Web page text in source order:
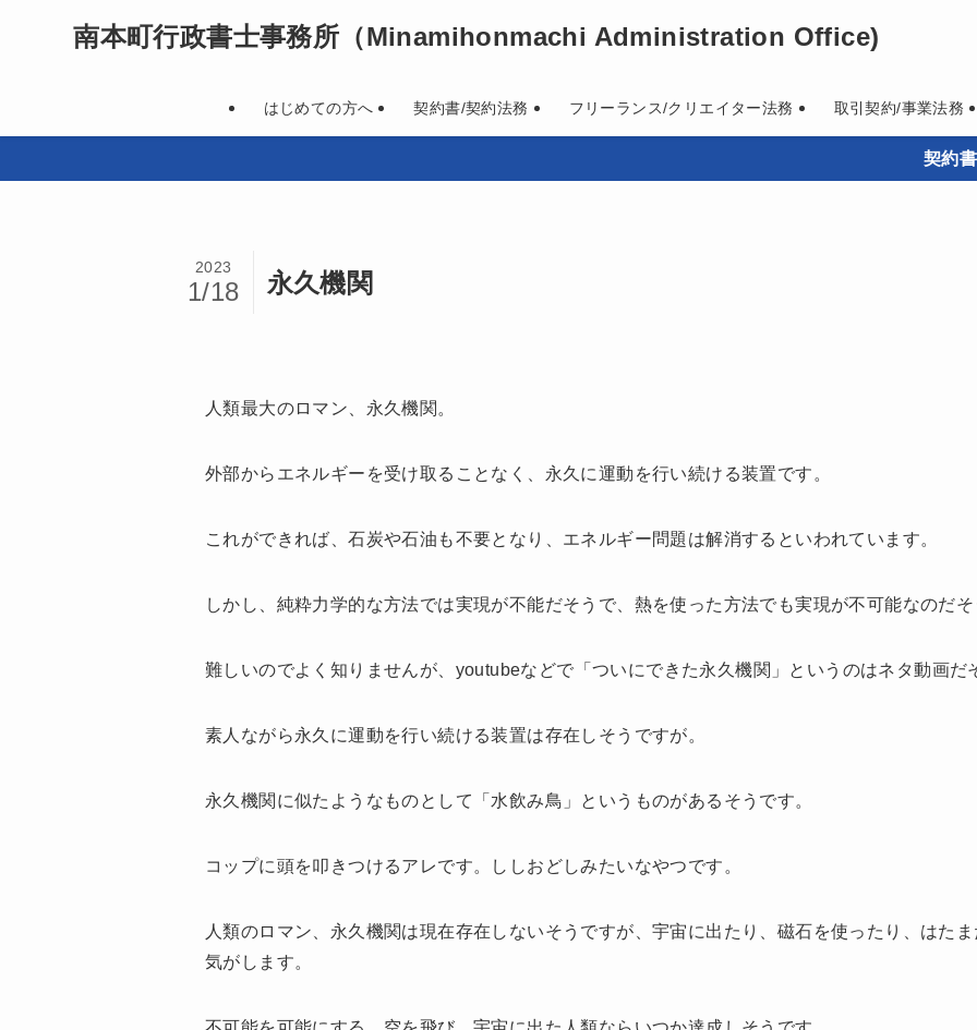
南本町行政書士事務所 （Minamihonmachi Administration Office)
はじめての方へ 契約書/契約法務 フリーランス/クリエイター法務 取引契約/事業法務
契約書作成・
永久機関
2023
1/18
人類最大のロマン、永久機関。
外部からエネルギーを受け取ることなく、永久に運動を行い続ける装置です。
これができれば、石炭や石油も不要となり、エネルギー問題は解消するといわれています。
しかし、純粋力学的な方法では実現が不能だそうで、熱を使った方法でも実現が不可能なのだそ
難しいのでよく知りませんが、youtubeなどで「ついにできた永久機関」というのはネタ動画だ
素人ながら永久に運動を行い続ける装置は存在しそうですが。
永久機関に似たようなものとして「水飲み鳥」というものがあるそうです。
コップに頭を叩きつけるアレです。ししおどしみたいなやつです。
人類のロマン、永久機関は現在存在しないそうですが、宇宙に出たり、磁石を使ったり、はた
気がします。